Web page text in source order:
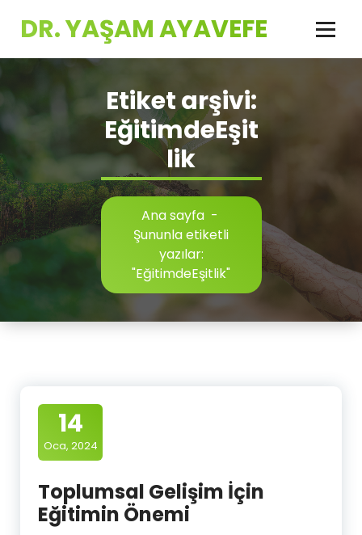
DR. YAŞAM AYAVEFE
Etiket arşivi:
EğitimdeEşit
lik
Ana sayfa-
Şununla etiketli
yazılar:
"EğitimdeEşitlik"
14
Oca, 2024
Toplumsal Gelişim İçin
Eğitimin Önemi